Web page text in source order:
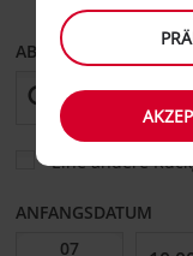
ABHOLEN VON
Eine andere
ANFANGSDATUM